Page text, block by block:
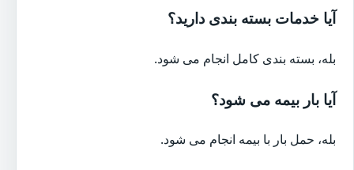
آیا خدمات بسته بندی دارید؟
بله، بسته بندی کامل انجام می شود.
آیا بار بیمه می شود؟
بله، حمل بار با بیمه انجام می شود.